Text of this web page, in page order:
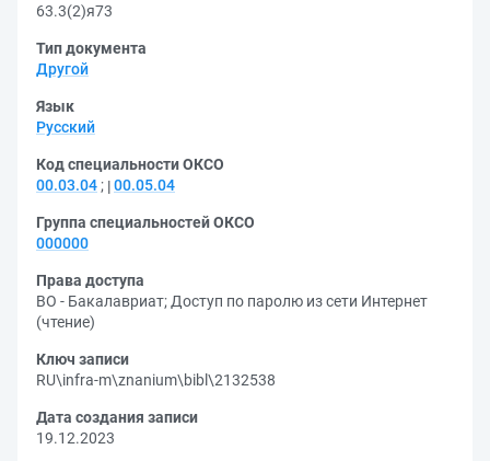
63.3(2)я73
Тип документа
Другой
Язык
Русский
Код специальности ОКСО
00.03.04 ; 00.05.04
Группа специальностей ОКСО
000000
Права доступа
ВО - Бакалавриат; Доступ по паролю из сети Интернет
(чтение)
Ключ записи
RU\infra-m\znanium\bibl\2132538
Дата создания записи
19.12.2023